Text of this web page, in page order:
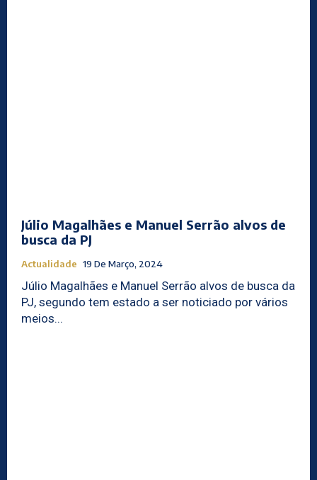
Júlio Magalhães e Manuel Serrão alvos de
busca da PJ
Actualidade 19 De Março, 2024
Júlio Magalhães e Manuel Serrão alvos de busca da
PJ, segundo tem estado a ser noticiado por vários
meios...